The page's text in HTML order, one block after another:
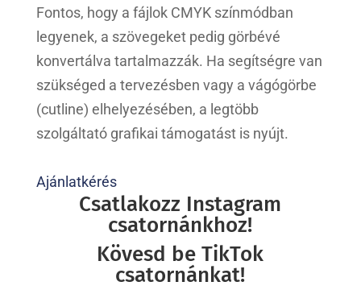
Fontos, hogy a fájlok CMYK színmódban
legyenek, a szövegeket pedig görbévé
konvertálva tartalmazzák. Ha segítségre van
szükséged a tervezésben vagy a vágógörbe
(cutline) elhelyezésében, a legtöbb
szolgáltató grafikai támogatást is nyújt.
Ajánlatkérés
Csatlakozz Instagram
csatornánkhoz!
Kövesd be TikTok
csatornánkat!